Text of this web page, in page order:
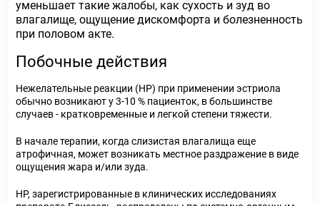
уменьшает такие жалобы, как сухость и зуд во
влагалище, ощущение дискомфорта и болезненность
при половом акте.
Побочные действия
Нежелательные реакции (НР) при применении эстриола
обычно возникают у 3-10 % пациенток, в большинстве
случаев - кратковременные и легкой степени тяжести.
В начале терапии, когда слизистая влагалища еще
атрофичная, может возникать местное раздражение в виде
ощущения жара и/или зуда.
НР, зарегистрированные в клинических исследованиях